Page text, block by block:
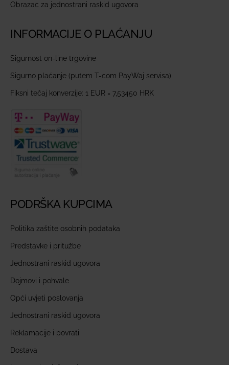
Obrazac za jednostrani raskid ugovora
INFORMACIJE O PLAĆANJU
Sigurnost on-line trgovine
Sigurno plaćanje (putem T-com PayWaj servisa)
Fiksni tečaj konverzije: 1 EUR = 7,53450 HRK
PODRŠKA KUPCIMA
Politika zaštite osobnih podataka
Predstavke i pritužbe
Jednostrani raskid ugovora
Dojmovi i pohvale
Opći uvjeti poslovanja
Jednostrani raskid ugovora
Reklamacije i povrati
Dostava